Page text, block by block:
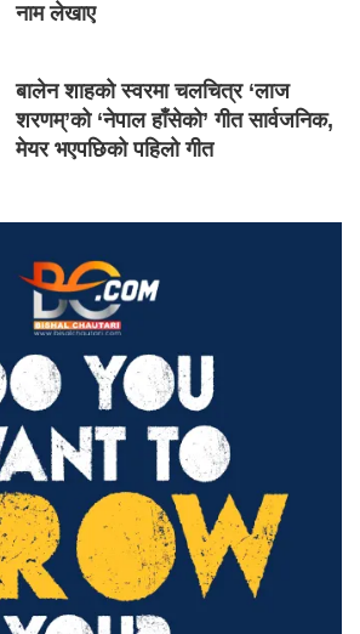
नाम लेखाए
बालेन शाहको स्वरमा चलचित्र ‘लाज
शरणम्’को ‘नेपाल हाँसेको’ गीत सार्वजनिक,
मेयर भएपछिको पहिलो गीत